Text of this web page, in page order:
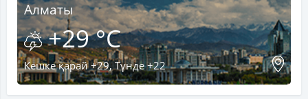
Алматы
+29 °C
Кешке қарай +29, Түнде +22